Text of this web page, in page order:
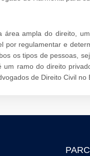
área ampla do direito,
por regulamentar e
os tipos de pessoas,
um ramo do direito
de Direito Civil no